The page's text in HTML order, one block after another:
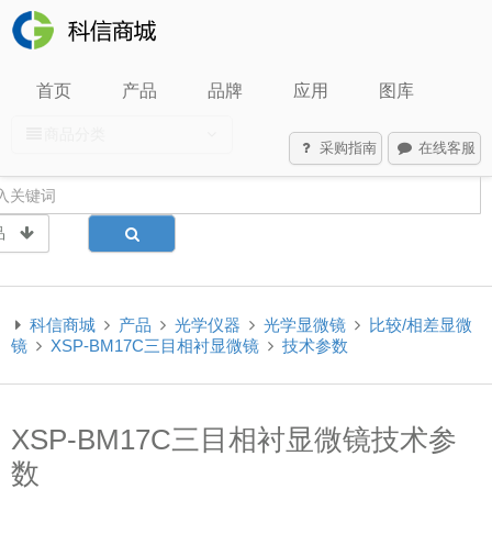
首页 产品 品牌 应用 图库
采购指南 在线客服
科信商城 产品 光学仪器 光学显微镜
比较/相差显微
镜
XSP-BM17C三目相衬显微镜 技术参数
XSP-BM17C三目相衬显微镜技术参
数